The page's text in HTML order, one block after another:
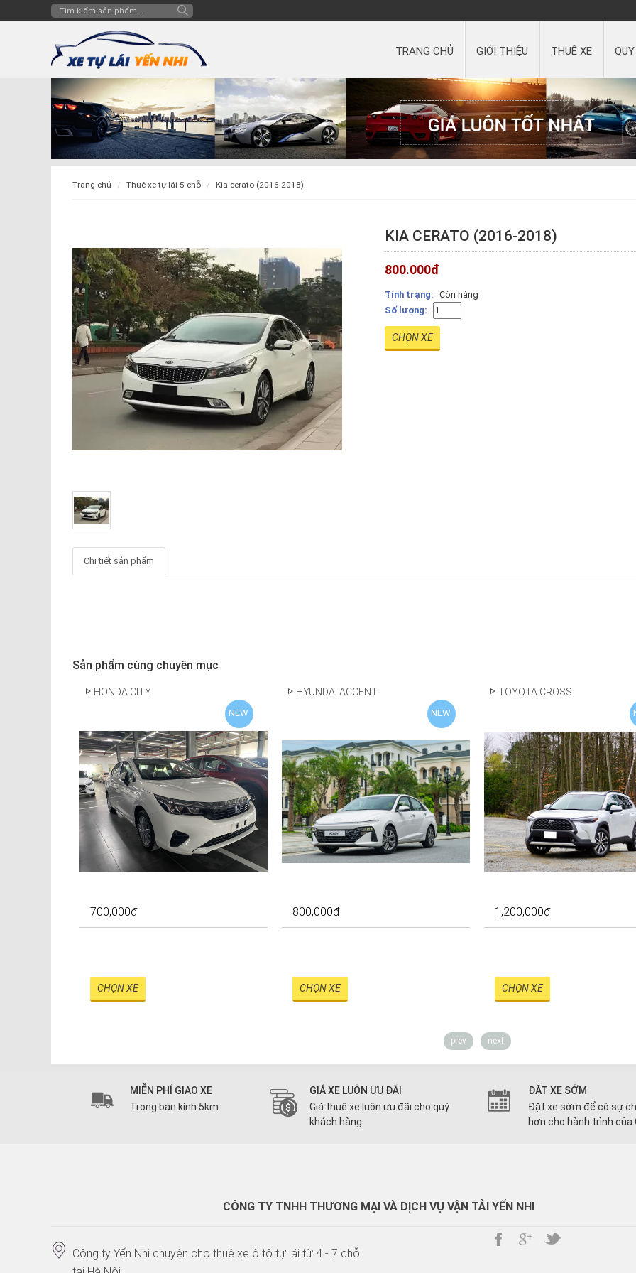
TRANG CHỦ GIỚI THIỆU THUÊ XE
trang chủ thuê xe tự lái 5 chỗ kia cerato (2016-2018)
KIA CERATO (2016-2018)
800.000đ
Tình trạng: Còn hàng
Số lượng:
CHỌN XE
Chi tiết sản phẩm
Sản phẩm cùng chuyên mục
HONDA CITY
NEW
700,000đ
CHỌN XE
HYUNDAI ACCENT
NEW
800,000đ
CHỌN XE
TOYOTA CROSS
1,200,000đ
CHỌN XE
prev next
MIỄN PHÍ GIAO XE
Trong bán kính 5km
GIÁ XE LUÔN ƯU ĐÃI
Giá thuê xe luôn ưu đãi cho quý
khách hàng
ĐẶT XE SỚM
Đặt xe sớm để có sự
hơn cho hành trình của
CÔNG TY TNHH THƯƠNG MẠI VÀ DỊCH VỤ VẬN TẢI YẾN NHI
Công ty Yến Nhi chuyên cho thuê xe ô tô tự lái từ 4 - 7 chỗ